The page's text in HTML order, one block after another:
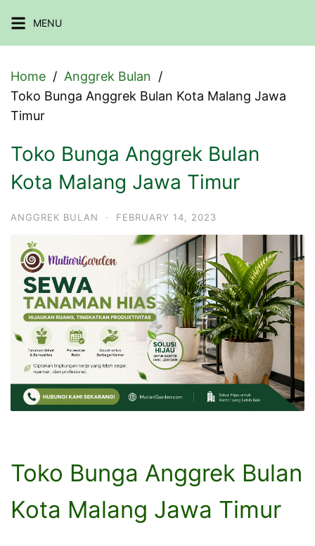
to
MENU
Home
Anggrek Bulan
Toko Bunga Anggrek Bulan Kota Malang Jawa
Timur
Toko Bunga Anggrek Bulan
Kota Malang Jawa Timur
ANGGREK BULAN · FEBRUARY 14, 2023
Toko Bunga Anggrek Bulan
Kota Malang Jawa Timur